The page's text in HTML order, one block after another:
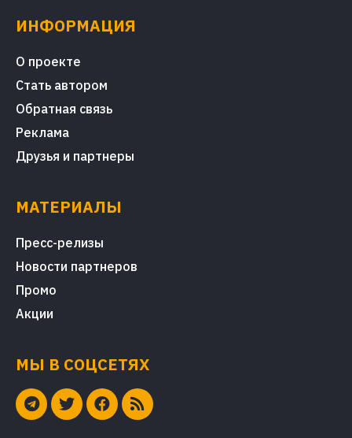
ИНФОРМАЦИЯ
О проекте
Стать автором
Обратная связь
Реклама
Друзья и партнеры
МАТЕРИАЛЫ
Пресс-релизы
Новости партнеров
Промо
Акции
МЫ В СОЦСЕТЯХ